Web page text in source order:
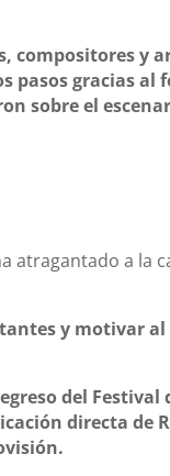
compositores y
pasos gracias al
sobre el
atragantado a la
y motivar
del Festival
directa de